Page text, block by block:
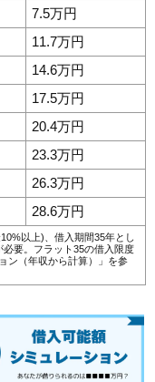
7.5万円
11.7万円
14.6万円
17.5万円
20.4万円
23.3万円
26.3万円
28.6万円
以上)、借入期間35年とし
要。フラット35の借入限度
ン（年収から計算）
」を参